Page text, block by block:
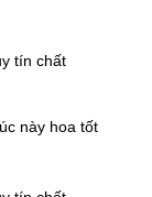
này hoa tốt